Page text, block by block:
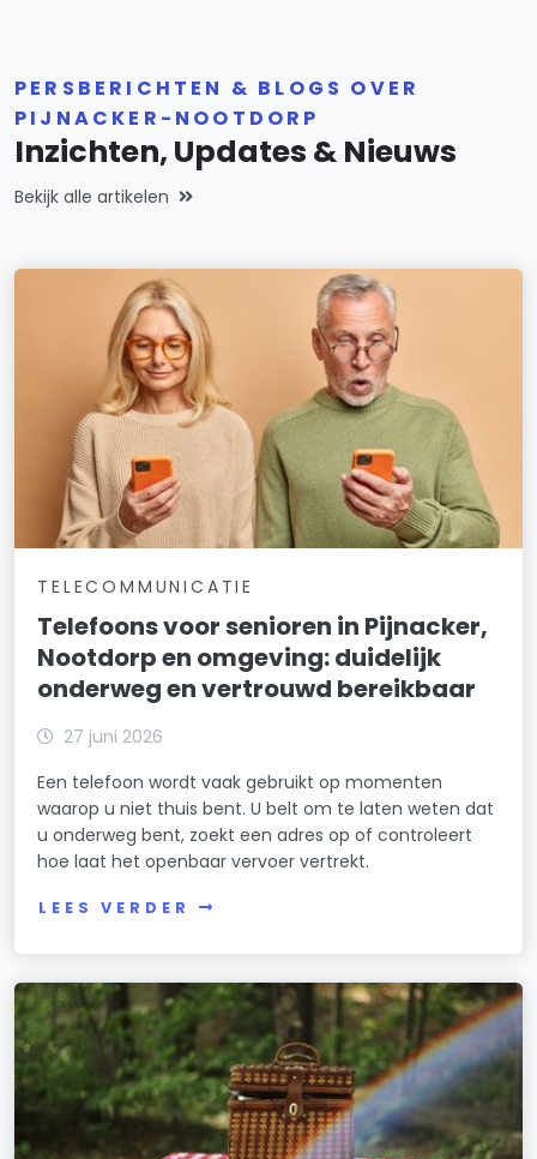
PERSBERICHTEN & BLOGS OVER
PIJNACKER-NOOTDORP
Inzichten, Updates & Nieuws
Bekijk alle artikelen
TELECOMMUNICATIE
Telefoons voor senioren in Pijnacker,
Nootdorp en omgeving: duidelijk
onderweg en vertrouwd bereikbaar
27 juni 2026
Een telefoon wordt vaak gebruikt op momenten
waarop u niet thuis bent. U belt om te laten weten dat
u onderweg bent, zoekt een adres op of controleert
hoe laat het openbaar vervoer vertrekt.
LEES VERDER